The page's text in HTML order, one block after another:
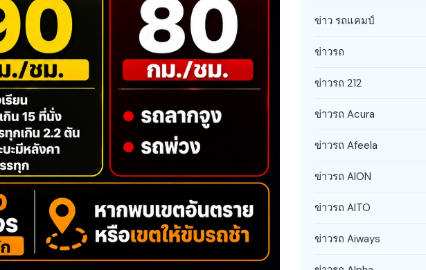
ข่าว รถแคมป์
ข่าวรถ
ข่าวรถ 212
ข่าวรถ Acura
ข่าวรถ Afeela
ข่าวรถ AION
ข่าวรถ AITO
ข่าวรถ Aiways